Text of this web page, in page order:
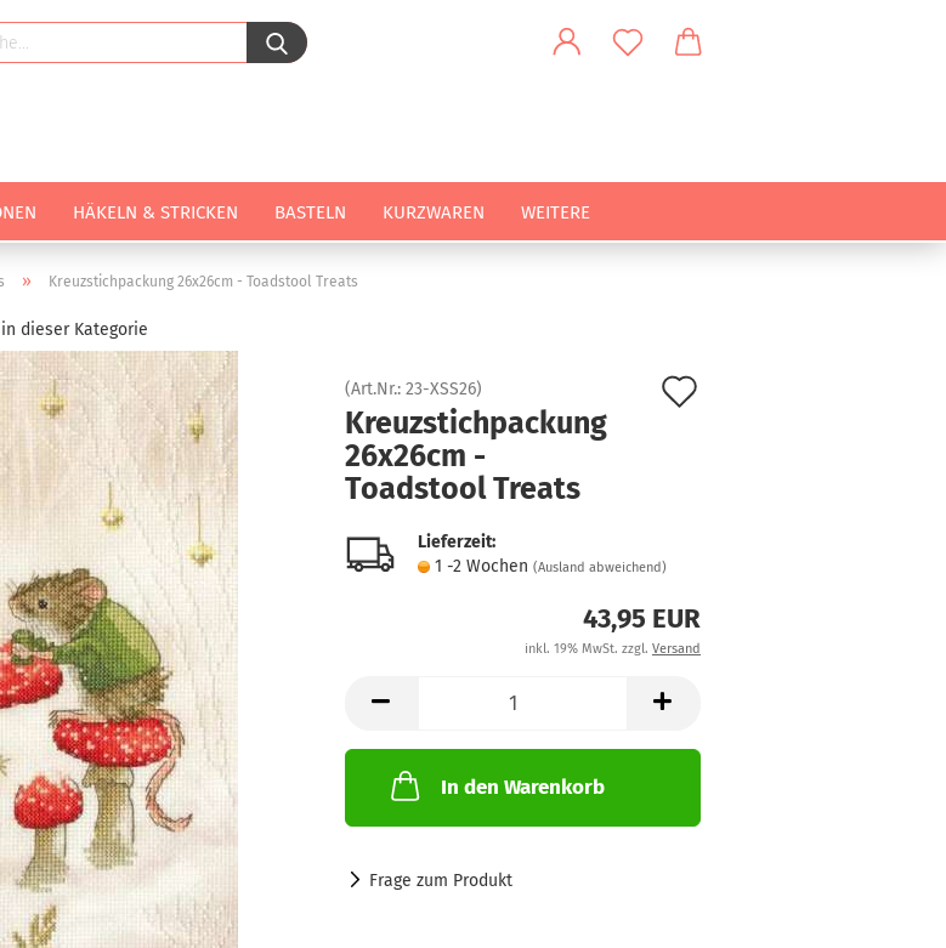
HÄKELN & STRICKEN BASTELN KURZWAREN WEITERE
» Kreuzstichpackung 26x26cm - Toadstool Treats
dieser Kategorie
(Art.Nr.: 23-XSS26)
Kreuzstichpackung
26x26cm -
Toadstool Treats
Lieferzeit:
1 -2 Wochen (Ausland abweichend)
43,95 EUR
inkl. 19% MwSt. zzgl. Versand
In den Warenkorb
Frage zum Produkt